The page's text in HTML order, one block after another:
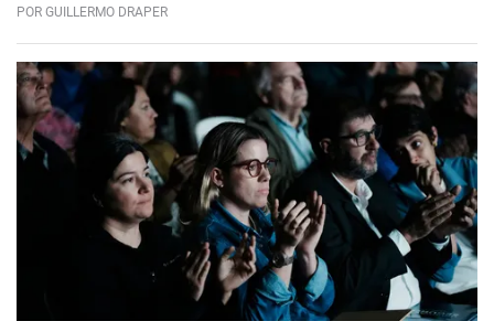
POR GUILLERMO DRAPER